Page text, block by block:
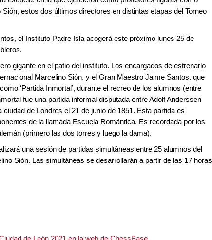
estos dos últimos directores en distintas etapas del Torneo
el Instituto Padre Isla acogerá este próximo lunes 25 de
gigante en el patio del instituto. Los encargados de estrenarlo
Marcelino Sión, y el Gran Maestro Jaime Santos, que
‘Partida Inmortal’, durante el recreo de los alumnos (entre
fue una partida informal disputada entre Adolf Anderssen
de Londres el 21 de junio de 1851. Esta partida es
de la llamada Escuela Romántica. Es recordada por los
(primero las dos torres y luego la dama).
una sesión de partidas simultáneas entre 25 alumnos del
Sión. Las simultáneas se desarrollarán a partir de las 17 horas